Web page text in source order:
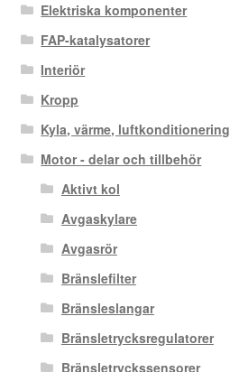
Elektriska komponenter
FAP-katalysatorer
Interiör
Kropp
Kyla, värme, luftkonditionering
Motor - delar och tillbehör
Aktivt kol
Avgaskylare
Avgasrör
Bränslefilter
Bränsleslangar
Bränsletrycksregulatorer
Bränsletryckssensorer